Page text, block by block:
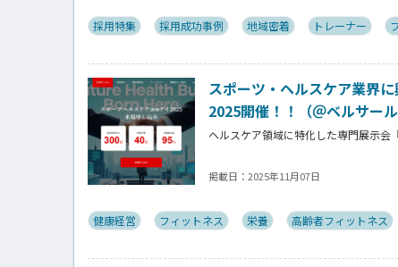
採用特集 採用成功事例 地域密着 トレーナー
スポーツ・ヘルスケア業界
2025開催！！（＠ベルサール
ヘルスケア領域に特化した専門展示会
スポーツヘルスケア市場での販路拡
月４日（木）にベルサール六本木にて
加いただいております。
掲載日： 2025年11月07日
健康経営 フィットネス 栄養 高齢者フィットネス